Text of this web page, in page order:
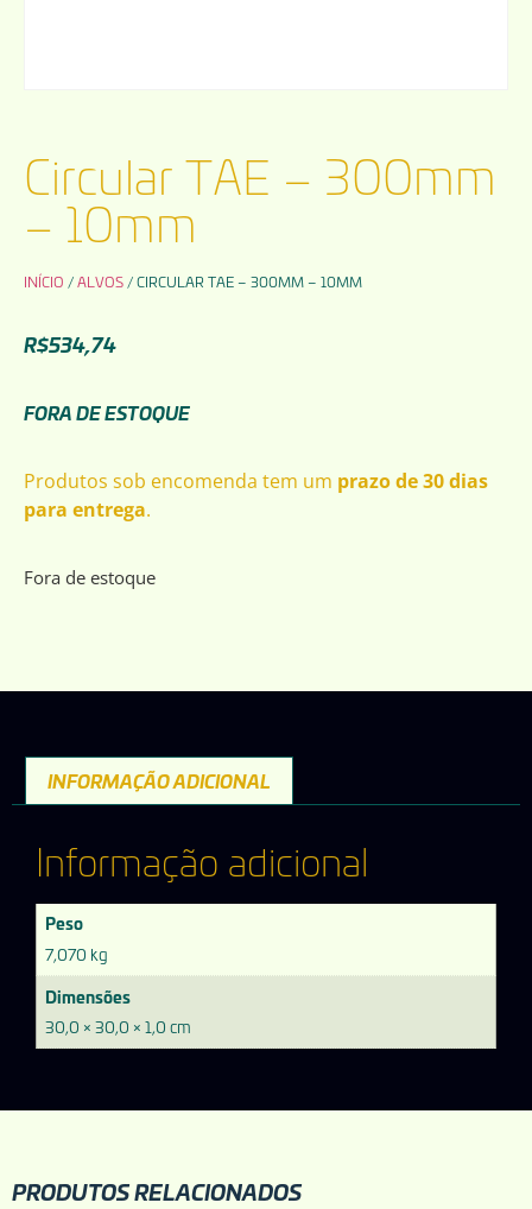
Circular TAE – 300mm
– 10mm
INÍCIO /ALVOS / CIRCULAR TAE – 300MM – 10MM
R$534,74
FORA DE ESTOQUE
Produtos sob encomenda tem um prazo de 30 dias
para entrega.
Fora de estoque
INFORMAÇÃO ADICIONAL
Informação adicional
Peso
7,070 kg
Dimensões
30,0 × 30,0 × 1,0 cm
PRODUTOS RELACIONADOS